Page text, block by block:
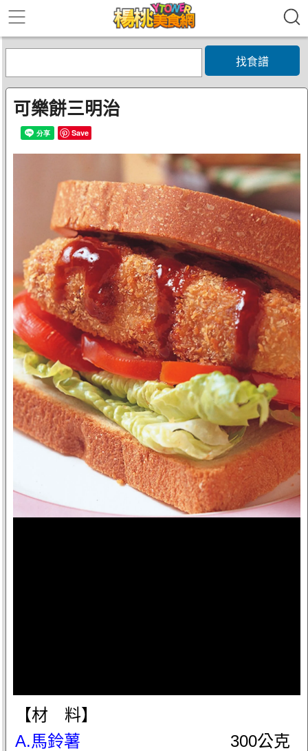
找食譜
可樂餅三明治
Save
【材 料】
A.馬鈴薯
300公克